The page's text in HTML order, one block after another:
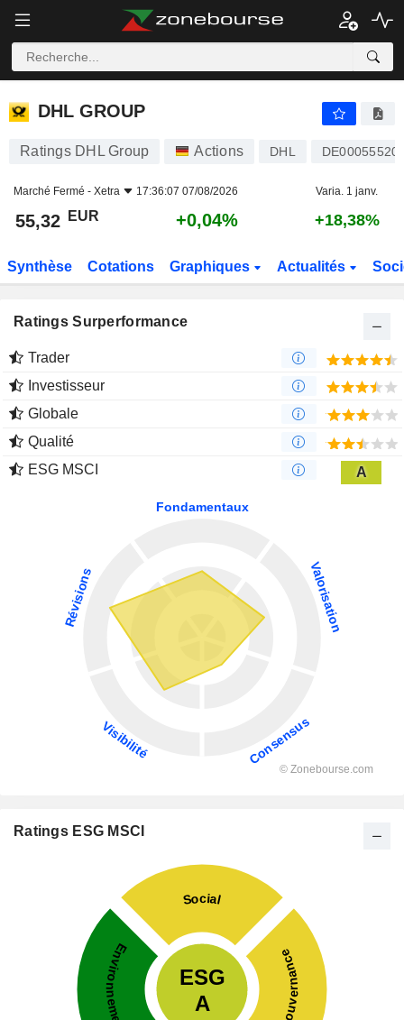
DHL GROUP
DHL GROUP
Ratings DHL Group Actions DHL
Marché Fermé - Xetra 17:36:07 07/08/2026 Varia. 1 janv.
55,32 EUR +0,04% +18,38%
Synthèse Cotations Graphiques Actualités
Ratings Surperformance
Trader
Investisseur
Globale
Qualité
ESG MSCI
A
Ratings ESG MSCI